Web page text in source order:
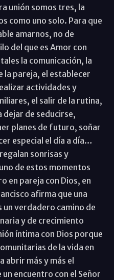
unión somos tres, la
como uno solo. Para que
amarnos, no de
del que es Amor con
la comunicación, la
la pareja, el establecer
actividades y
el salir de la rutina,
de seducirse,
planes de futuro, soñar
especial el día a día…
sonrisas y
de estos momentos
en pareja con Dios, en
afirma que una
verdadero camino de
y de crecimiento
íntima con Dios porque
de la vida en
abrir más y más el
encuentro con el Señor